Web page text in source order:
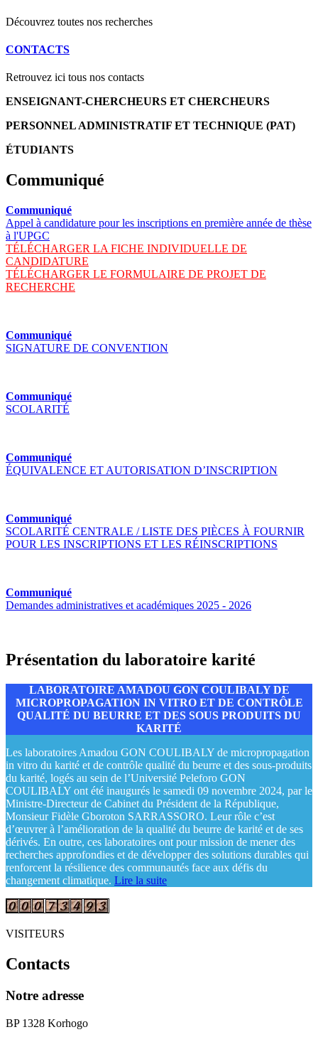
Découvrez toutes nos recherches
CONTACTS
Retrouvez ici tous nos contacts
ENSEIGNANT-CHERCHEURS ET CHERCHEURS
PERSONNEL ADMINISTRATIF ET TECHNIQUE (PAT)
ÉTUDIANTS
Communiqué
Communiqué
Appel à candidature pour les inscriptions en première année de thèse
à l'UPGC
TÉLÉCHARGER LA FICHE INDIVIDUELLE DE
CANDIDATURE
TÉLÉCHARGER LE FORMULAIRE DE PROJET DE
RECHERCHE
Communiqué
SIGNATURE DE CONVENTION
Communiqué
SCOLARITÉ
Communiqué
ÉQUIVALENCE ET AUTORISATION D’INSCRIPTION
Communiqué
SCOLARITÉ CENTRALE / LISTE DES PIÈCES À FOURNIR
POUR LES INSCRIPTIONS ET LES RÉINSCRIPTIONS
Communiqué
Demandes administratives et académiques 2025 - 2026
Présentation du laboratoire karité
LABORATOIRE AMADOU GON COULIBALY DE
MICROPROPAGATION IN VITRO ET DE CONTRÔLE
QUALITÉ DU BEURRE ET DES SOUS PRODUITS DU
KARITÉ
Les laboratoires Amadou GON COULIBALY de micropropagation
in vitro du karité et de contrôle qualité du beurre et des sous-produits
du karité, logés au sein de l’Université Peleforo GON
COULIBALY ont été inaugurés le samedi 09 novembre 2024, par le
Ministre-Directeur de Cabinet du Président de la République,
Monsieur Fidèle Gboroton SARRASSORO. Leur rôle c’est
d’œuvrer à l’amélioration de la qualité du beurre de karité et de ses
dérivés. En outre, ces laboratoires ont pour mission de mener des
recherches approfondies et de développer des solutions durables qui
renforcent la résilience des communautés face aux défis du
changement climatique. Lire la suite
VISITEURS
Contacts
Notre adresse
BP 1328 Korhogo